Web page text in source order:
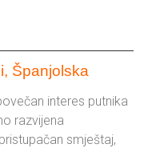
Španjolska
interes putnika
razvijena
smještaj,